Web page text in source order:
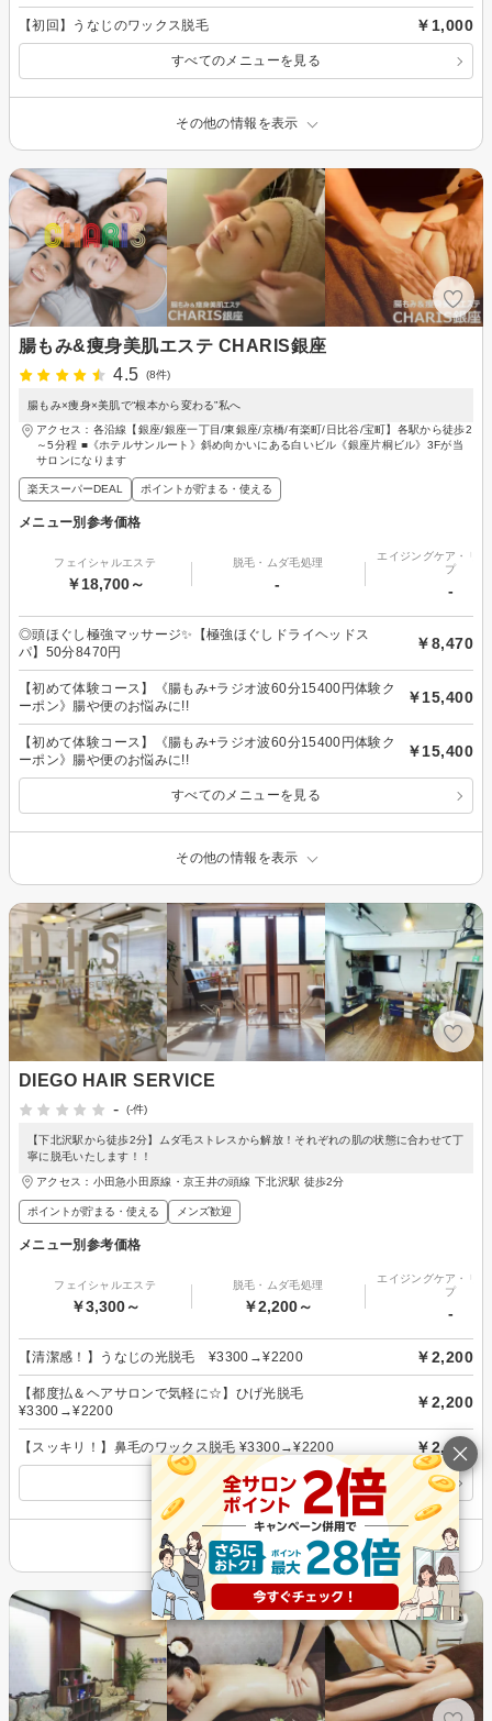
【初回】うなじのワックス脱毛 ￥1,000
すべてのメニューを見る
その他の情報を表示
腸もみ&痩身美肌エステ CHARIS銀座
4.5
(8件)
腸もみ×痩身×美肌で“根本から変わる”私へ
アクセス：各沿線【銀座/銀座一丁目/東銀座/京橋/有楽町/日比谷/宝町】各駅から徒歩2
～5分程 ■《ホテルサンルート》斜め向かいにある白いビル《銀座片桐ビル》3Fが当
サロンになります
楽天スーパーDEAL ポイントが貯まる・使える
メニュー別参考価格
フェイシャルエステ
￥18,700～
脱毛・ムダ毛処理
-
エイジングケア・リ
プ
-
◎頭ほぐし極強マッサージ✨【極強ほぐしドライヘッドス
パ】50分8470円
￥8,470
【初めて体験コース】《腸もみ+ラジオ波60分15400円体験ク
ーポン》腸や便のお悩みに!!
￥15,400
【初めて体験コース】《腸もみ+ラジオ波60分15400円体験ク
ーポン》腸や便のお悩みに!!
￥15,400
すべてのメニューを見る
その他の情報を表示
DIEGO HAIR SERVICE
-
(-件)
【下北沢駅から徒歩2分】ムダ毛ストレスから解放！それぞれの肌の状態に合わせて丁
寧に脱毛いたします！！
アクセス：小田急小田原線・京王井の頭線 下北沢駅 徒歩2分
ポイントが貯まる・使える メンズ歓迎
メニュー別参考価格
フェイシャルエステ
￥3,300～
脱毛・ムダ毛処理
￥2,200～
エイジングケア・リ
プ
-
【清潔感！】うなじの光脱毛 ¥3300→¥2200 ￥2,200
【都度払＆ヘアサロンで気軽に☆】ひげ光脱毛
¥3300→¥2200
￥2,200
【スッキリ！】鼻毛のワックス脱毛 ¥3300→¥2200 ￥2,200
すべてのメニューを見る
その他の情報を表示